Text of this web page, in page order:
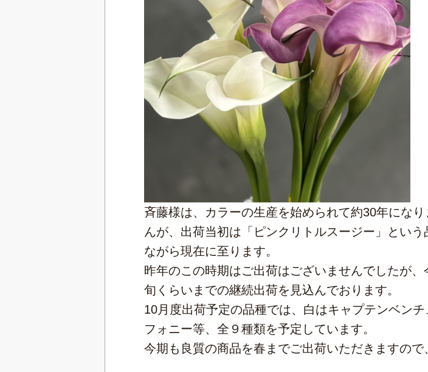
斉藤様は、カラーの生産を始められて約30年にな
んが、出荷当初は「ピンクリトルスージー」とい
ながら現在に至ります。
昨年のこの時期はご出荷はございませんでしたが
旬くらいまでの継続出荷を見込んでおります。
10月度出荷予定の品種では、白はキャプテンベン
フォニー等、全９種類を予定しています。
今期も良質の商品を春までご出荷いただきますので